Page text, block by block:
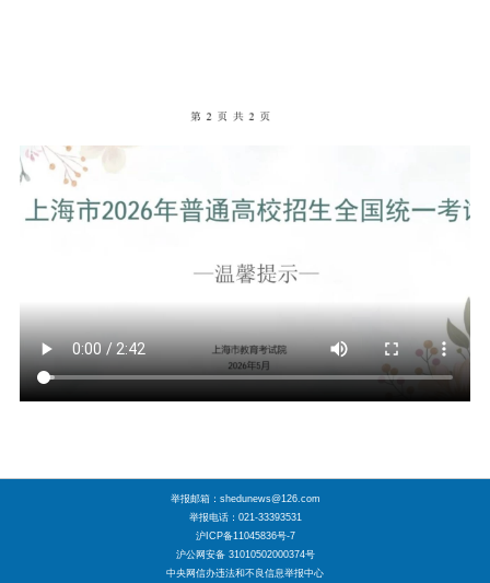
举报邮箱：shedunews@126.com
举报电话：021-33393531
沪ICP备11045836号-7
沪公网安备 31010502000374号
中央网信办违法和不良信息举报中心